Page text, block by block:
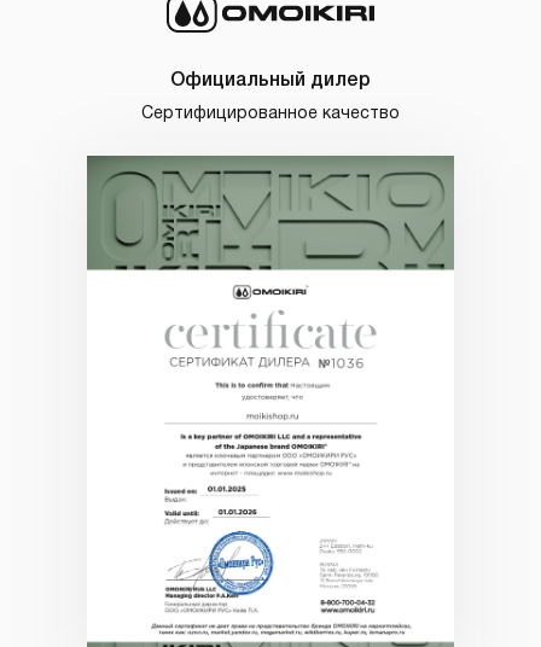
Официальный дилер
Сертифицированное качество